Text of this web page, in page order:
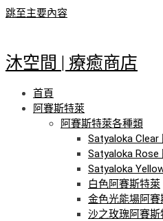
跳至主要內容
沐空間 | 療癒商店
首頁
阿賽斯特萊
阿賽斯特萊各種類
Satyaloka Clear
Satyaloka Rose
Satyaloka
白色阿賽斯特萊
金色光能場阿賽
沙之玫瑰阿賽斯